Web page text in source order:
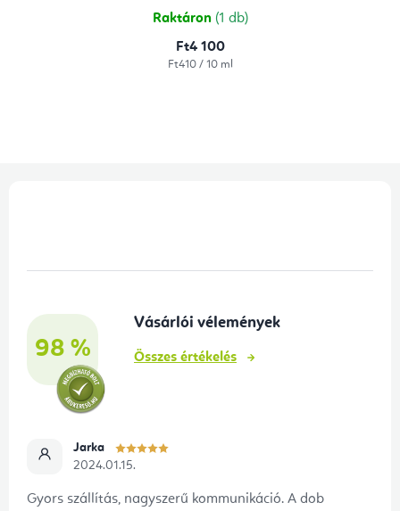
Raktáron (1 db)
Ft4 100
Egységár:
Ft410 / 10 ml
98 %
Vásárlói vélemények
Összes értékelés
Jarka
2024.01.15.
Gyors szállítás, nagyszerű kommunikáció. A dob